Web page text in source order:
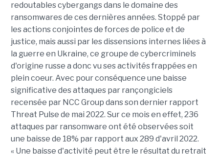
redoutables cybergangs dans le domaine des
ransomwares de ces dernières années. Stoppé par
les actions conjointes de forces de police et de
justice, mais aussi par les dissensions internes liées à
la guerre en Ukraine, ce groupe de cybercriminels
d'origine russe a donc vu ses activités frappées en
plein coeur. Avec pour conséquence une baisse
significative des attaques par rançongiciels
recensée par NCC Group dans son dernier rapport
Threat Pulse de mai 2022. Sur ce mois en effet, 236
attaques par ransomware ont été observées soit
une baisse de 18% par rapport aux 289 d'avril 2022.
« Une baisse d'activité peut être le résultat du retrait